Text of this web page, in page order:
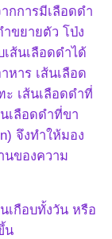
กการมีเลือดดำ
ำขยายตัว โป่ง
ส้นเลือดดำได้
หาร เส้นเลือด
เส้นเลือดดำที่
เลือดดำที่ขา
จึงทำให้มอง
นของความ
กือบทั้งวัน หรือ
น